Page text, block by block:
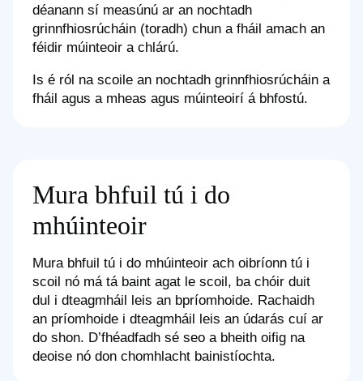
déanann sí measúnú ar an nochtadh
grinnfhiosrúcháin (toradh) chun a fháil amach an
féidir múinteoir a chlárú.
Is é ról na scoile an nochtadh grinnfhiosrúcháin a
fháil agus a mheas agus múinteoirí á bhfostú.
Mura bhfuil tú i do
mhúinteoir
Mura bhfuil tú i do mhúinteoir ach oibríonn tú i
scoil nó má tá baint agat le scoil, ba chóir duit
dul i dteagmháil leis an bpríomhoide. Rachaidh
an príomhoide i dteagmháil leis an údarás cuí ar
do shon. D’fhéadfadh sé seo a bheith oifig na
deoise nó don chomhlacht bainistíochta.